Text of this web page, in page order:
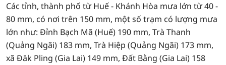
Các tỉnh, thành phố từ Huế - Khánh Hòa mưa lớn từ 40 -
80 mm, có nơi trên 150 mm, một số trạm có lượng mưa
lớn như: Đỉnh Bạch Mã (Huế) 190 mm, Trà Thanh
(Quảng Ngãi) 183 mm, Trà Hiệp (Quảng Ngãi) 173 mm,
xã Đăk Pling (Gia Lai) 149 mm, Đất Bằng (Gia Lai) 158